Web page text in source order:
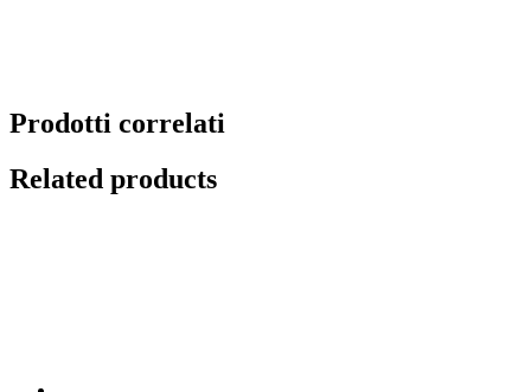
Prodotti correlati
Related products